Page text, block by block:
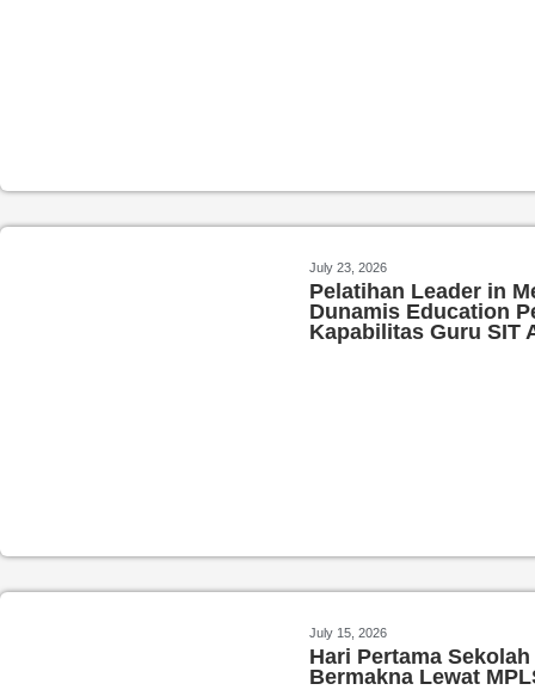
July 23, 2026
Pelatihan Leader in
Dunamis Education
Kapabilitas Guru SIT
July 15, 2026
Hari Pertama
Bermakna Lewat